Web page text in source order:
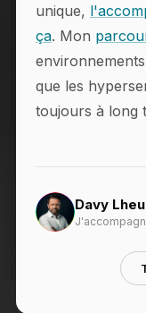
unique,
ça. Mon
que les
toujours à long
Davy